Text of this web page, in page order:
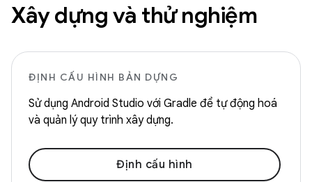
Xây dựng và thử nghiệm
ĐỊNH CẤU HÌNH BẢN DỰNG
Sử dụng Android Studio với Gradle để tự động hoá
và quản lý quy trình xây dựng.
Định cấu hình